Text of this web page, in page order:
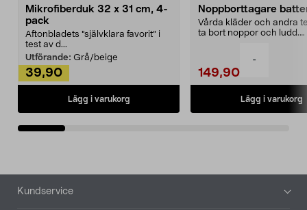
-
Mikrofiberduk 32 x 31 cm, 4-
pack
Aftonbladets "självklara favorit” i
test av d...
Utförande: Grå/beige
39,90
Lägg i varukorg
Noppborttagare
Vårda kläder och andra
ta bort noppor och ludd.
149,90
Lägg i varukorg
Sidfot
Kundservice